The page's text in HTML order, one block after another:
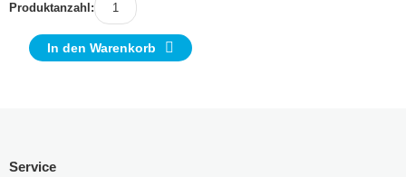
Produktanzahl:
In den Warenkorb
Service